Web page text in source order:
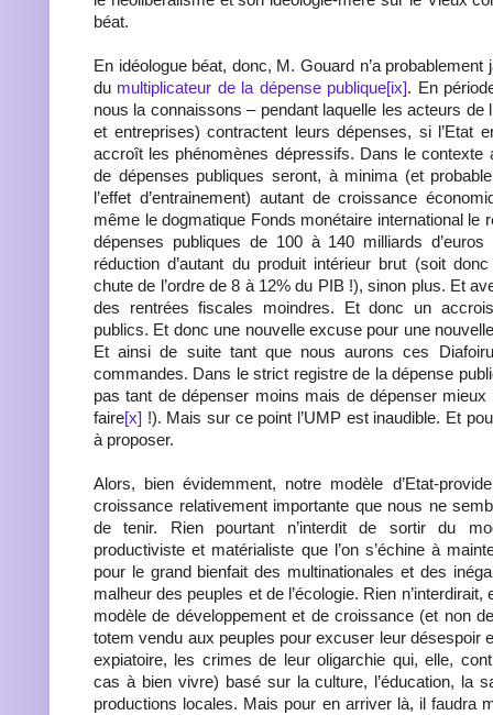
béat.
En idéologue béat, donc, M. Gouard n’a probablement
du multiplicateur de la dépense publique[ix]. En
nous la connaissons – pendant laquelle les acteurs de
et entreprises) contractent leurs dépenses, si l’Etat
accroît les phénomènes dépressifs. Dans le contexte
de dépenses publiques seront, à minima (et
l’effet d’entrainement) autant de croissance
même le dogmatique Fonds monétaire international le
dépenses publiques de 100 à 140 milliards d’euros
réduction d’autant du produit intérieur brut (soit
chute de l’ordre de 8 à 12% du PIB !), sinon plus. Et
des rentrées fiscales moindres. Et donc un
publics. Et donc une nouvelle excuse pour une
Et ainsi de suite tant que nous aurons ces
commandes. Dans le strict registre de la dépense
pas tant de dépenser moins mais de dépenser
faire[x] !). Mais sur ce point l’UMP est inaudible. Et
à proposer.
Alors, bien évidemment, notre modèle d’Etat-
croissance relativement importante que nous ne
de tenir. Rien pourtant n’interdit de sortir du
productiviste et matérialiste que l’on s’échine à
pour le grand bienfait des multinationales et des
malheur des peuples et de l’écologie. Rien n’interdirait,
modèle de développement et de croissance (et non
totem vendu aux peuples pour excuser leur désespoir
expiatoire, les crimes de leur oligarchie qui, elle,
cas à bien vivre) basé sur la culture, l’éducation, la
productions locales. Mais pour en arriver là, il faudra